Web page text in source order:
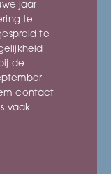
jaar
te
te
de
contact
vaak